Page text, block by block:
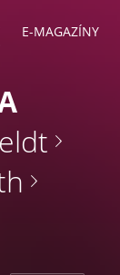
E-MAGAZÍNY